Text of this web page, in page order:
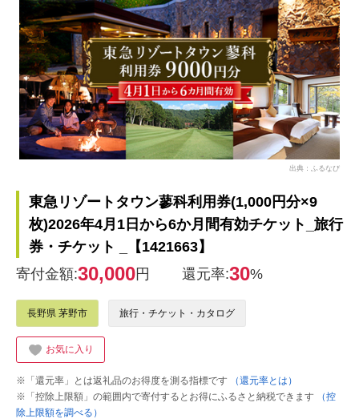
出典：ふるなび
東急リゾートタウン蓼科利用券(1,000円分×9
枚)2026年4月1日から6か月間有効チケット_旅行
券・チケット _【1421663】
寄付金額:30,000円 還元率:30%
長野県 茅野市 旅行・チケット・カタログ
お気に入り
※「還元率」とは返礼品のお得度を測る指標です
（還元率とは）
※「控除上限額」の範囲内で寄付するとお得にふるさと納税できます
（控
除上限額を調べる）